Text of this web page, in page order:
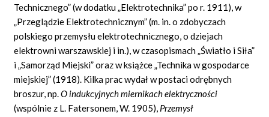
Technicznego” (w dodatku „Elektrotechnika” po r. 1911), w
„Przeglądzie Elektrotechnicznym” (m. in. o zdobyczach
polskiego przemysłu elektrotechnicznego, o dziejach
elektrowni warszawskiej i in.), w czasopismach „Światło i Siła”
i „Samorząd Miejski” oraz w książce „Technika w gospodarce
miejskiej” (1918). Kilka prac wydał w postaci odrębnych
broszur, np.O indukcyjnych miernikach elektryczności
(wspólnie z L. Fatersonem, W. 1905), Przemysł